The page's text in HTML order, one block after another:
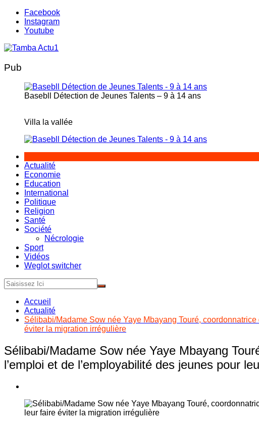
Aller
contenu
Facebook
Instagram
Youtube
Pub
Basebll Détection de Jeunes Talents – 9 à 14 ans
Villa la vallée
Actualité
Economie
Education
International
Politique
Religion
Santé
Société
Nécrologie
Sport
Vidéos
Weglot switcher
Accueil
Actualité
Sélibabi/Madame Sow née Yaye Mbayang Touré,
éviter la migration irrégulière
Sélibabi/Madame Sow née Yaye Mbayang
l’emploi et de l’employabilité des jeunes pour